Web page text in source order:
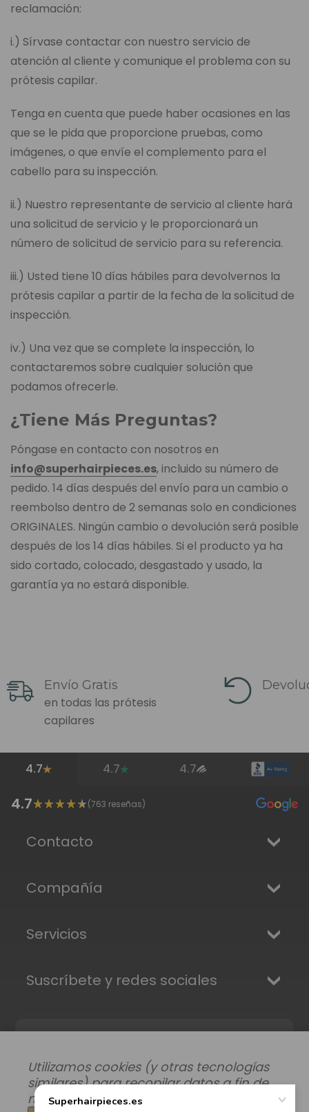
reclamación:
i.) Sírvase contactar con nuestro servicio de
atención al cliente y comunique el problema con su
prótesis capilar.
Tenga en cuenta que puede haber ocasiones en las
que se le pida que proporcione pruebas, como
imágenes, o que envíe el complemento para el
cabello para su inspección.
ii.) Nuestro representante de servicio al cliente hará
una solicitud de servicio y le proporcionará un
número de solicitud de servicio para su referencia.
iii.) Usted tiene 10 días hábiles para devolvernos la
prótesis capilar a partir de la fecha de la solicitud de
inspección.
iv.) Una vez que se complete la inspección, lo
contactaremos sobre cualquier solución que
podamos ofrecerle.
¿Tiene Más Preguntas?
Póngase en contacto con nosotros en
info@superhairpieces.es, incluido su número de
pedido. 14 días después del envío para un cambio o
reembolso dentro de 2 semanas solo en condiciones
ORIGINALES. Ningún cambio o devolución será posible
después de los 14 días hábiles. Si el producto ya ha
sido cortado, colocado, desgastado y usado, la
garantía ya no estará disponible.
Envío Gratis
en todas las prótesis
capilares
4.7 4.7 4.7
4.7 (763 reseñas)
Contacto
Compañía
Servicios
Suscríbete y redes sociales
Utilizamos cookies (y otras tecnologías
similares) para recopilar datos a fin de
mejorar su experiencia de compra.